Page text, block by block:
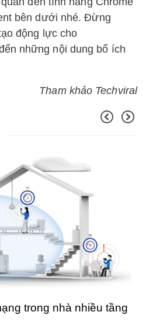
bên dưới nhé. Đừng
động lực cho
những nội dung bổ ích
Tham khảo Techviral